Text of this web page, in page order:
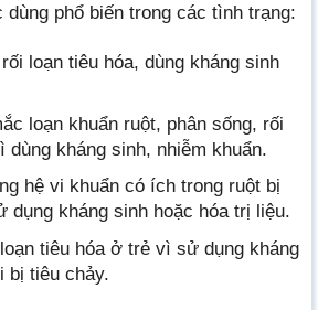
phổ biến trong các tình trạng:
loạn tiêu hóa, dùng kháng sinh
loạn khuẩn ruột, phân sống, rối
dùng kháng sinh, nhiễm khuẩn.
hệ vi khuẩn có ích trong ruột bị
dụng kháng sinh hoặc hóa trị liệu.
tiêu hóa ở trẻ vì sử dụng kháng
bị tiêu chảy.